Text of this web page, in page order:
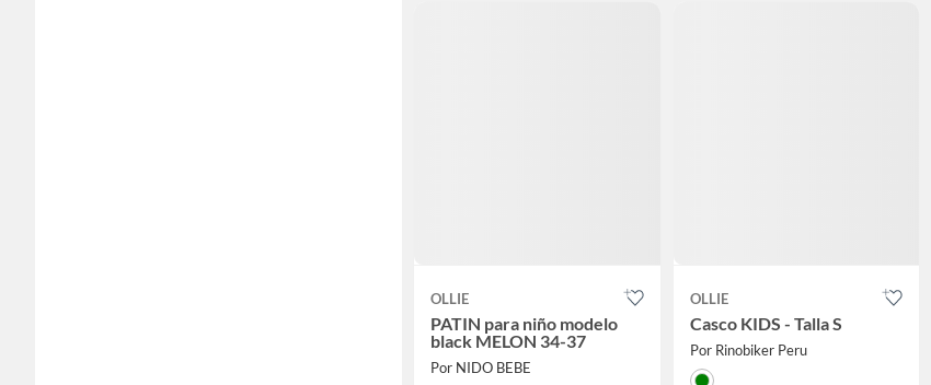
OLLIE
PATIN para niño modelo
black MELON 34-37
Por NIDO BEBE
OLLIE
Casco KIDS - Talla S
Por Rinobiker Peru